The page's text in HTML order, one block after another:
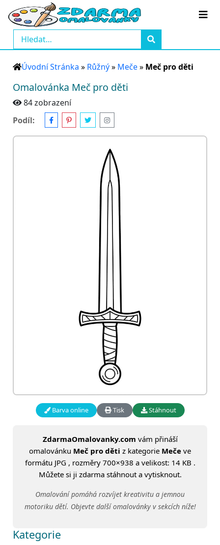
Úvodní Stránka » Růžný» Meče» Meč pro děti
Omalovánka Meč pro děti
84 zobrazení
Podíl:
Barva online Tisk Stáhnout
ZdarmaOmalovanky.com vám přináší
omalovánku Meč pro děti z kategorie Meče ve
formátu JPG , rozměry 700×938 a velikost: 14 KB .
Můžete si ji zdarma stáhnout a vytisknout.
Omalování pomáhá rozvíjet kreativitu a jemnou
motoriku dětí. Objevte další omalovánky v sekcích níže!
Kategorie